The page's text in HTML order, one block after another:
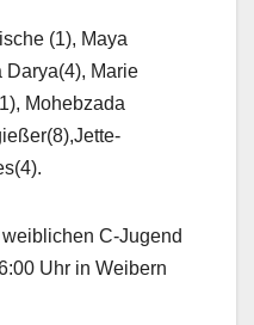
(1), Maya
Darya(4), Marie
Mohebzada
C-Jugend
Uhr in Weibern